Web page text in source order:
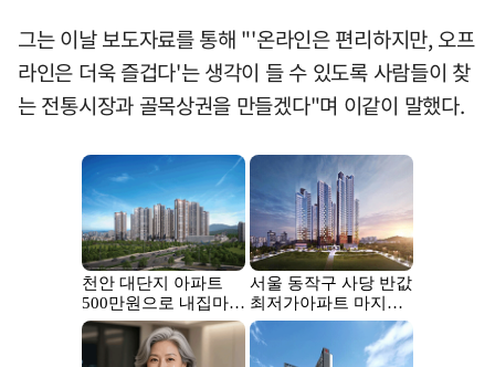
그는 이날 보도자료를 통해 "'온라인은 편리하지만, 오프
라인은 더욱 즐겁다'는 생각이 들 수 있도록 사람들이 찾
는 전통시장과 골목상권을 만들겠다"며 이같이 말했다.